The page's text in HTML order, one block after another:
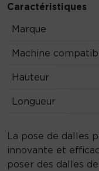
Caractéristiques
Marque
Machine
Hauteur
Longueur
La pose de dalles
innovante et
poser des dalles